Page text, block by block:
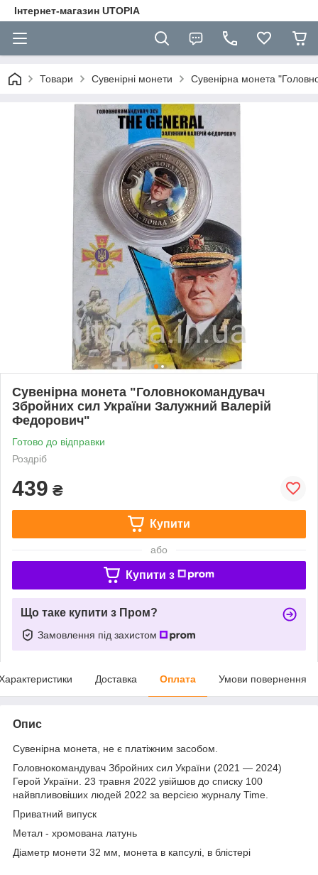
Інтернет-магазин UTOPIA
Товари Сувенірні монети Сувенірна монета
Сувенірна монета "Головнокомандувач
Збройних сил України Залужний Валерій
Федорович"
Готово до відправки
Роздріб
439 ₴
Купити
або
Купити з
Що таке купити з Пром?
Замовлення під захистом
Доставка Оплата Умови повернення
Опис
Сувенірна монета, не є платіжним засобом.
Головнокомандувач Збройних сил України (2021 — 2024)
Герой України. 23 травня 2022 увійшов до списку 100
найвпливовіших людей 2022 за версією журналу Time.
Приватний випуск
Метал - хромована латунь
Діаметр монети 32 мм, монета в капсулі, в блістері